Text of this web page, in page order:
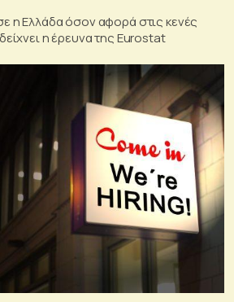
η Ελλάδα όσον αφορά στις κενές
η έρευνα της Eurostat